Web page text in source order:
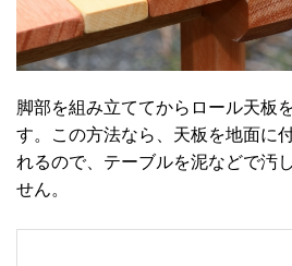
脚部を組み立ててからロール天板
す。この方法なら、天板を地面に
れるので、テーブルを泥などで汚
せん。